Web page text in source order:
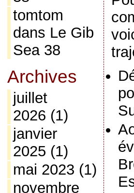
tomtom
dans Le Gib
Sea 38
Archives
juillet
2026 (1)
janvier
2025 (1)
mai 2023 (1)
novembre